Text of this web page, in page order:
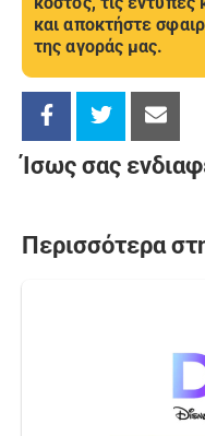
και αποκτήστε
της αγοράς μας.
Ίσως σας
Περισσότερα